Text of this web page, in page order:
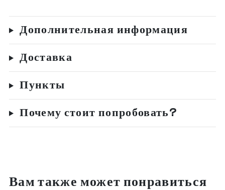
Дополнительная информация
Доставка
Пункты
Почему стоит попробовать?
Вам также может понравиться